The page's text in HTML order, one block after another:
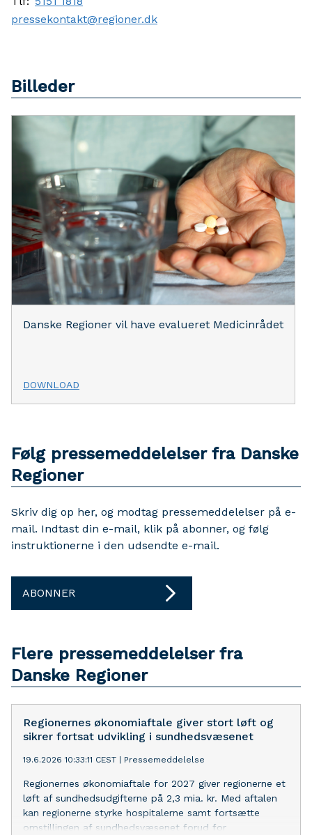
pressekontakt@regioner.dk
Billeder
Danske Regioner vil have evalueret Medicinrådet
DOWNLOAD
Følg pressemeddelelser fra Danske
Regioner
Skriv dig op her, og modtag pressemeddelelser på e-
mail. Indtast din e-mail, klik på abonner, og følg
instruktionerne i den udsendte e-mail.
ABONNER
Flere pressemeddelelser fra
Danske Regioner
Regionernes økonomiaftale giver stort løft og
sikrer fortsat udvikling i sundhedsvæsenet
19.6.2026 10:33:11 CEST | Pressemeddelelse
Regionernes økonomiaftale for 2027 giver regionerne et
løft af sundhedsudgifterne på 2,3 mia. kr. Med aftalen
kan regionerne styrke hospitalerne samt fortsætte
omstillingen af sundhedsvæsenet forud for